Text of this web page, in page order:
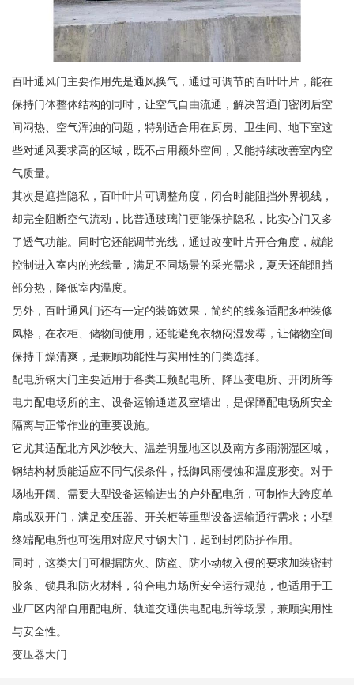
百叶通风门主要作用先是通风换气，通过可调节的百叶叶片，能在
保持门体整体结构的同时，让空气自由流通，解决普通门密闭后空
间闷热、空气浑浊的问题，特别适合用在厨房、卫生间、地下室这
些对通风要求高的区域，既不占用额外空间，又能持续改善室内空
气质量。
其次是遮挡隐私，百叶叶片可调整角度，闭合时能阻挡外界视线，
却完全阻断空气流动，比普通玻璃门更能保护隐私，比实心门又多
了透气功能。同时它还能调节光线，通过改变叶片开合角度，就能
控制进入室内的光线量，满足不同场景的采光需求，夏天还能阻挡
部分热，降低室内温度。
另外，百叶通风门还有一定的装饰效果，简约的线条适配多种装修
风格，在衣柜、储物间使用，还能避免衣物闷湿发霉，让储物空间
保持干燥清爽，是兼顾功能性与实用性的门类选择。
配电所钢大门主要适用于各类工频配电所、降压变电所、开闭所等
电力配电场所的主、设备运输通道及室墙出，是保障配电场所安全
隔离与正常作业的重要设施。
它尤其适配北方风沙较大、温差明显地区以及南方多雨潮湿区域，
钢结构材质能适应不同气候条件，抵御风雨侵蚀和温度形变。对于
场地开阔、需要大型设备运输进出的户外配电所，可制作大跨度单
扇或双开门，满足变压器、开关柜等重型设备运输通行需求；小型
终端配电所也可选用对应尺寸钢大门，起到封闭防护作用。
同时，这类大门可根据防火、防盗、防小动物入侵的要求加装密封
胶条、锁具和防火材料，符合电力场所安全运行规范，也适用于工
业厂区内部自用配电所、轨道交通供电配电所等场景，兼顾实用性
与安全性。
变压器大门